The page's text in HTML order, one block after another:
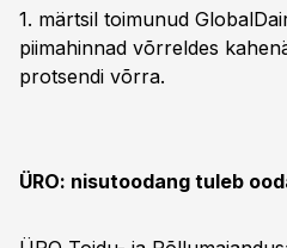
1. märtsil toimunud
piimahinnad võrreldes
protsendi võrra.
ÜRO: nisutoodang tuleb